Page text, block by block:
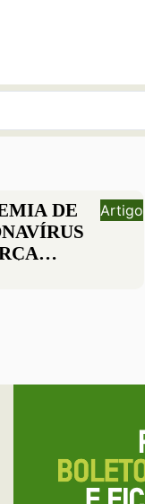
DE
Artigo